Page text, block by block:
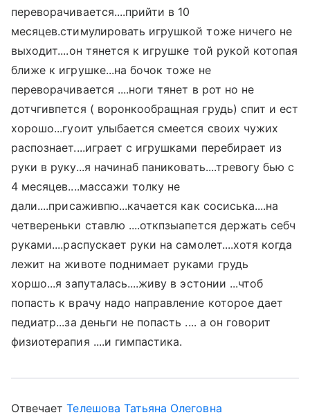
переворачивается....прийти в 10
месяцев.стимулировать игрушкой тоже ничего не
выходит....он тянется к игрушке той рукой котопая
ближе к игрушке...на бочок тоже не
переворачивается ....ноги тянет в рот но не
дотчгивпется ( воронкообращная грудь) спит и ест
хорошо...гуоит улыбается смеется своих чужих
распознает....играет с игрушками перебирает из
руки в руку...я начинаб паниковать....тревогу бью с
4 месяцев....массажи толку не
дали....присаживпю...качается как сосиська....на
четвереньки ставлю ....откпзыапется держать себч
руками....распускает руки на самолет....хотя когда
лежит на животе поднимает руками грудь
хоршо...я запуталась....живу в эстонии ...чтоб
попасть к врачу надо направление которое дает
педиатр...за деньги не попасть .... а он говорит
физиотерапия ....и гимпастика.
ОтвечаетТелешова Татьяна Олеговна